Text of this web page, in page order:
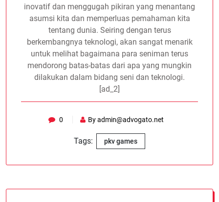
inovatif dan menggugah pikiran yang menantang
asumsi kita dan memperluas pemahaman kita
tentang dunia. Seiring dengan terus
berkembangnya teknologi, akan sangat menarik
untuk melihat bagaimana para seniman terus
mendorong batas-batas dari apa yang mungkin
dilakukan dalam bidang seni dan teknologi.
[ad_2]
0 Byadmin@advogato.net
Tags: pkv games